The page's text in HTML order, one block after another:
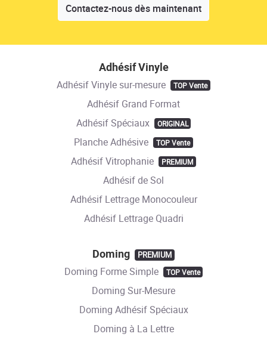
Contactez-nous dès maintenant
Adhésif Vinyle
Adhésif Vinyle sur-mesure TOP Vente
Adhésif Grand Format
Adhésif Spéciaux
ORIGINAL
Planche Adhésive TOP Vente
Adhésif Vitrophanie PREMIUM
Adhésif de Sol
Adhésif Lettrage Monocouleur
Adhésif Lettrage Quadri
Doming PREMIUM
Doming Forme Simple TOP Vente
Doming Sur-Mesure
Doming Adhésif Spéciaux
Doming à La Lettre